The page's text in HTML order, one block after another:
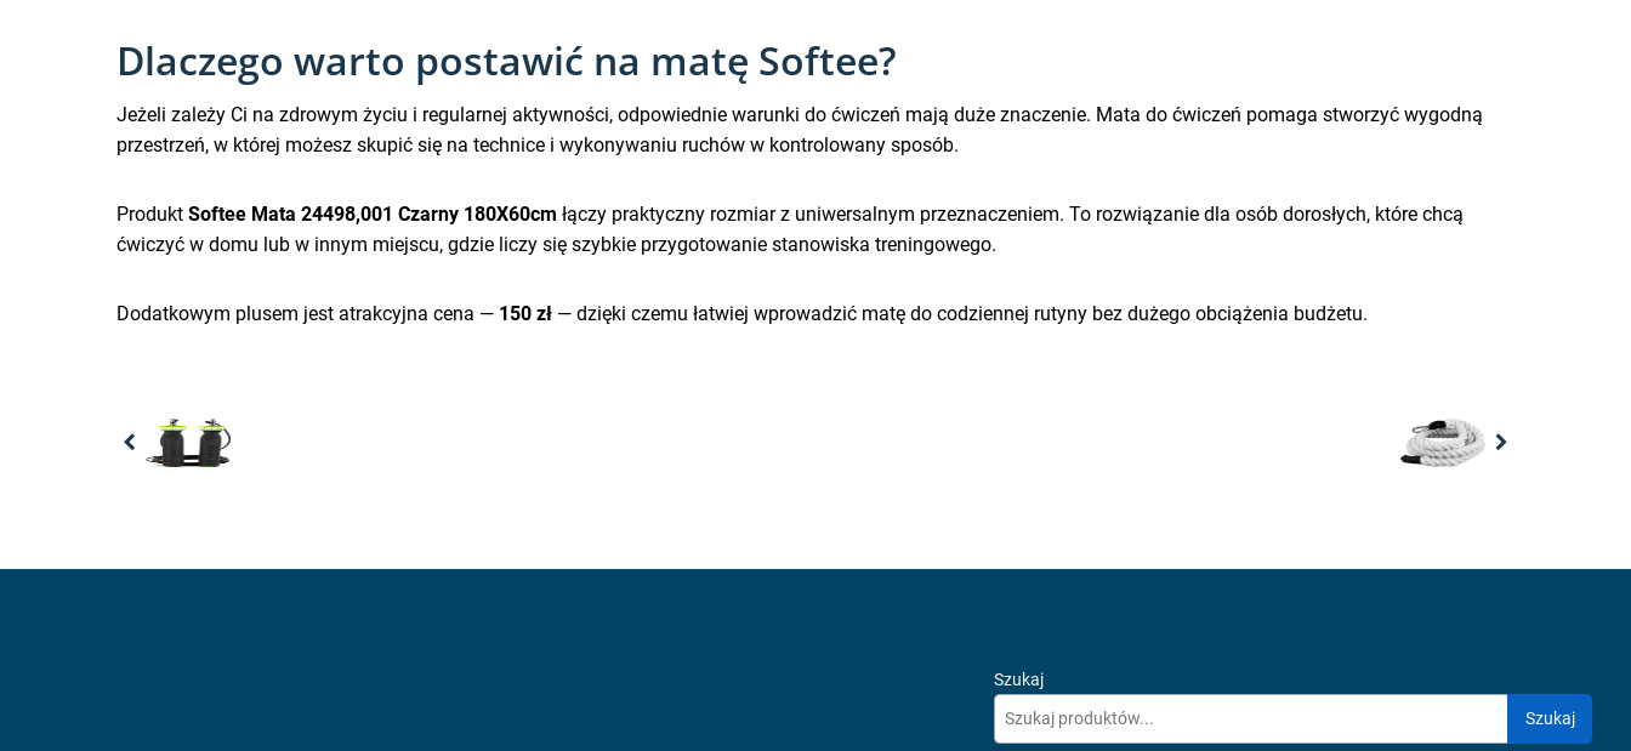
Dlaczego warto postawić na matę Softee?
Jeżeli zależy Ci na zdrowym życiu i regularnej aktywności, odpowiednie warunki do ćwiczeń mają duże znaczenie. Mata do ćwiczeń pomaga stworzyć wygodną
przestrzeń, w której możesz skupić się na technice i wykonywaniu ruchów w kontrolowany sposób.
Produkt Softee Mata 24498,001 Czarny 180X60cm łączy praktyczny rozmiar z uniwersalnym przeznaczeniem. To rozwiązanie dla osób dorosłych, które chcą
ćwiczyć w domu lub w innym miejscu, gdzie liczy się szybkie przygotowanie stanowiska treningowego.
Dodatkowym plusem jest atrakcyjna cena — 150 zł — dzięki czemu łatwiej wprowadzić matę do codziennej rutyny bez dużego obciążenia budżetu.
Szukaj
Szukaj